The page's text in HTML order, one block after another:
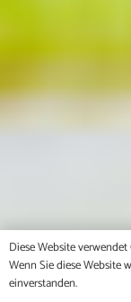
Diese Website
Wenn Sie diese Website
einverstanden.